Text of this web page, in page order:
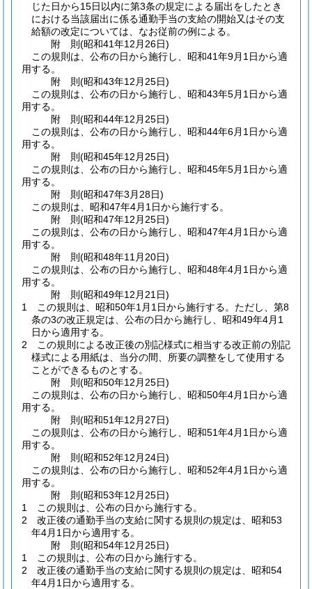
じた日から15日以内に第3条の規定による届出をしたとき
における当該届出に係る通勤手当の支給の開始又はその支
給額の改定については、なお従前の例による。
附 則(昭和41年12月26日)
この規則は、公布の日から施行し、昭和41年9月1日から適
用する。
附 則(昭和43年12月25日)
この規則は、公布の日から施行し、昭和43年5月1日から適
用する。
附 則(昭和44年12月25日)
この規則は、公布の日から施行し、昭和44年6月1日から適
用する。
附 則(昭和45年12月25日)
この規則は、公布の日から施行し、昭和45年5月1日から適
用する。
附 則(昭和47年3月28日)
この規則は、昭和47年4月1日から施行する。
附 則(昭和47年12月25日)
この規則は、公布の日から施行し、昭和47年4月1日から適
用する。
附 則(昭和48年11月20日)
この規則は、公布の日から施行し、昭和48年4月1日から適
用する。
附 則(昭和49年12月21日)
1
この規則は、昭和50年1月1日から施行する。 ただし、第8
条の3の改正規定は、公布の日から施行し、昭和49年4月1
日から適用する。
2
この規則による改正後の別記様式に相当する改正前の別記
様式による用紙は、当分の間、所要の調整をして使用する
ことができるものとする。
附 則(昭和50年12月25日)
この規則は、公布の日から施行し、昭和50年4月1日から適
用する。
附 則(昭和51年12月27日)
この規則は、公布の日から施行し、昭和51年4月1日から適
用する。
附 則(昭和52年12月24日)
この規則は、公布の日から施行し、昭和52年4月1日から適
用する。
附 則(昭和53年12月25日)
1
この規則は、公布の日から施行する。
2
改正後の通勤手当の支給に関する規則の規定は、昭和53
年4月1日から適用する。
附 則(昭和54年12月25日)
1
この規則は、公布の日から施行する。
2
改正後の通勤手当の支給に関する規則の規定は、昭和54
年4月1日から適用する。